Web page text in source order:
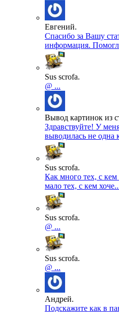
Евгений.
Спасибо за Вашу
информация.
Sus scrofa.
@ ...
Вывод картинок из
Здравствуйте! У
выводилась не одна
Sus scrofa.
Как много тех, с
мало тех, с кем
Sus scrofa.
@ ...
Sus scrofa.
@ ...
Андрей.
Подскажите как в